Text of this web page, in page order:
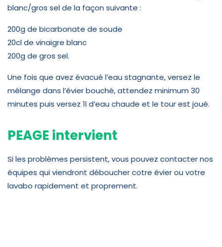
blanc/gros sel de la façon suivante :
200g de bicarbonate de soude
20cl de vinaigre blanc
200g de gros sel.
Une fois que avez évacué l’eau stagnante, versez le
mélange dans l’évier bouché, attendez minimum 30
minutes puis versez 1l d’eau chaude et le tour est joué.
PEAGE intervient
Si les problèmes persistent, vous pouvez contacter nos
équipes qui viendront déboucher cotre évier ou votre
lavabo rapidement et proprement.